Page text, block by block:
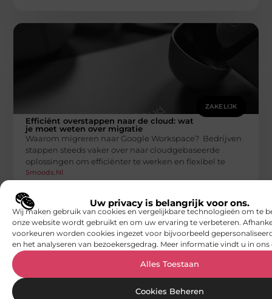
Uw privacy is belangrijk voor ons.
Wij maken gebruik van cookies en vergelijkbare technologieën om te
onze website wordt gebruikt en om uw ervaring te verbeteren.
voorkeuren worden cookies ingezet voor bijvoorbeeld
en het analyseren van bezoekersgedrag. Meer informatie vindt u in ons
Alles Toestaan
Cookies Beheren
ZAKELIJK
Efficiënt overstappen naar de cloud: wat
je moet weten over migratie
Waarom migreren naar Google Workspace? Bedrijven
stappen steeds vaker over naar cloudgebaseerde
oplossingen om efficiënter te werken en flexibel te
Smoods.nl